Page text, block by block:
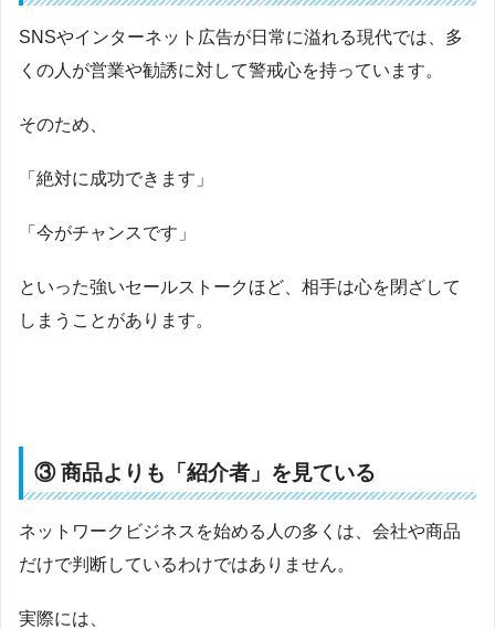
SNSやインターネット広告が日常に溢れる現代では、多
くの人が営業や勧誘に対して警戒心を持っています。
そのため、
「絶対に成功できます」
「今がチャンスです」
といった強いセールストークほど、相手は心を閉ざして
しまうことがあります。
③ 商品よりも「紹介者」を見ている
ネットワークビジネスを始める人の多くは、会社や商品
だけで判断しているわけではありません。
実際には、